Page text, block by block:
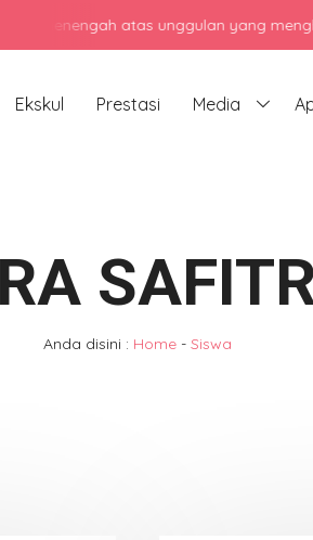
atas unggulan yang
Ekskul Prestasi Media
Anda disini : Home - Siswa